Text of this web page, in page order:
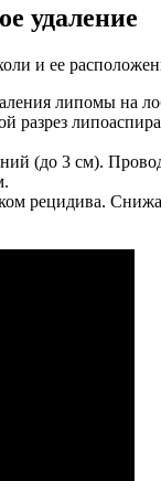
удаление
и ее
липомы на
(до 3 см).
рецидива.